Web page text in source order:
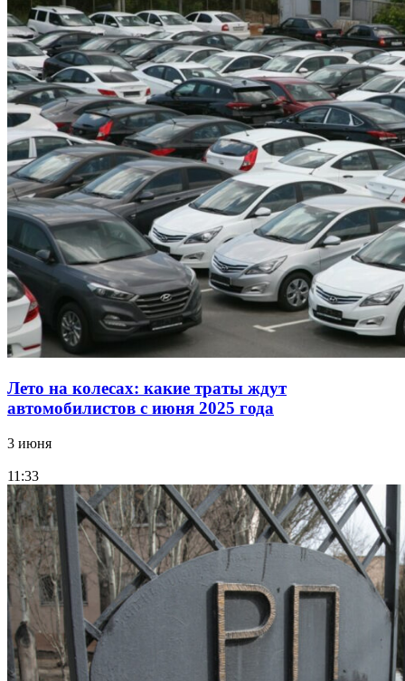
Лето на колесах: какие траты ждут
автомобилистов с июня 2025 года
3 июня
11:33